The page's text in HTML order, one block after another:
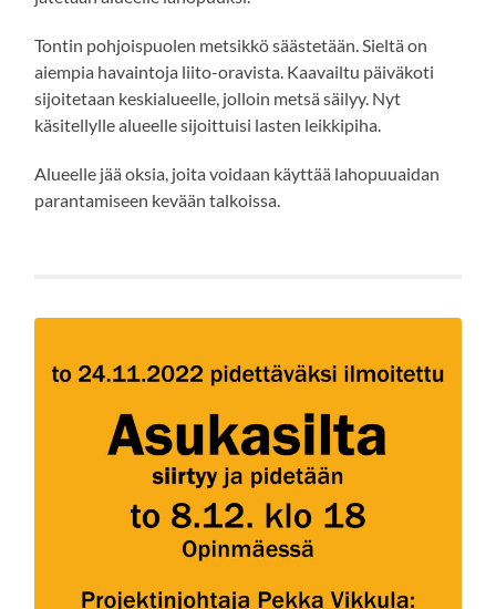
Tontin pohjoispuolen metsikkö säästetään. Sieltä on
aiempia havaintoja liito-oravista. Kaavailtu päiväkoti
sijoitetaan keskialueelle, jolloin metsä säilyy. Nyt
käsitellylle alueelle sijoittuisi lasten leikkipiha.
Alueelle jää oksia, joita voidaan käyttää lahopuuaidan
parantamiseen kevään talkoissa.